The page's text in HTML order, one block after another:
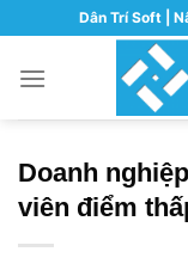
content
Dân Trí Soft |
Doanh
viên điểm